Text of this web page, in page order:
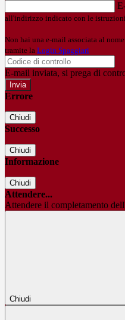
all'indirizzo indicato con le istruzioni
Non hai una e-mail associata al
tramite la Login Spaggiari
E-mail inviata, si prega di
Errore
Chiudi
Successo
Chiudi
Informazione
Chiudi
Attendere...
Attendere il completamento
Chiudi